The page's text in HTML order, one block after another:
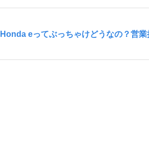
Honda eってぶっちゃけどうなの？営